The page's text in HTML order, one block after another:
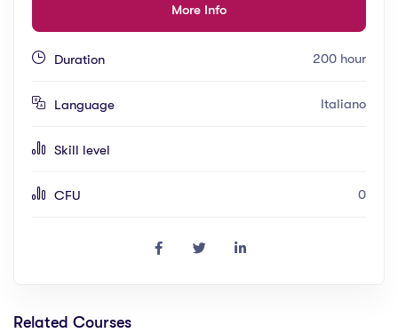
More Info
Duration 200 hour
Language Italiano
Skill level
CFU 0
Related Courses